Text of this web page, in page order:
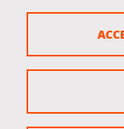
Crédits
Gestion des